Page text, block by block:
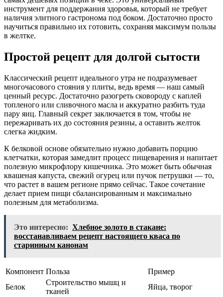
инструмент для поддержания здоровья, который не требует
наличия элитного гастронома под боком. Достаточно просто
научиться правильно их готовить, сохраняя максимум пользы
в желтке.
Простой рецепт для долгой сытости
Классический рецепт идеального утра не подразумевает
многочасового стояния у плиты, ведь время — наш самый
ценный ресурс. Достаточно разогреть сковороду с каплей
топленого или сливочного масла и аккуратно разбить туда
пару яиц. Главный секрет заключается в том, чтобы не
пережаривать их до состояния резины, а оставить желток
слегка жидким.
К белковой основе обязательно нужно добавить порцию
клетчатки, которая замедлит процесс пищеварения и напитает
полезную микрофлору кишечника. Это может быть обычная
квашеная капуста, свежий огурец или пучок петрушки — то,
что растет в вашем регионе прямо сейчас. Такое сочетание
делает прием пищи сбалансированным и максимально
полезным для метаболизма.
Это интересно: Хлебное золото в стакане:
восстанавливаем рецепт настоящего кваса по
старинным канонам
Компонент Польза
Пример
Белок
Строительство мышц и
тканей
Яйца, творог